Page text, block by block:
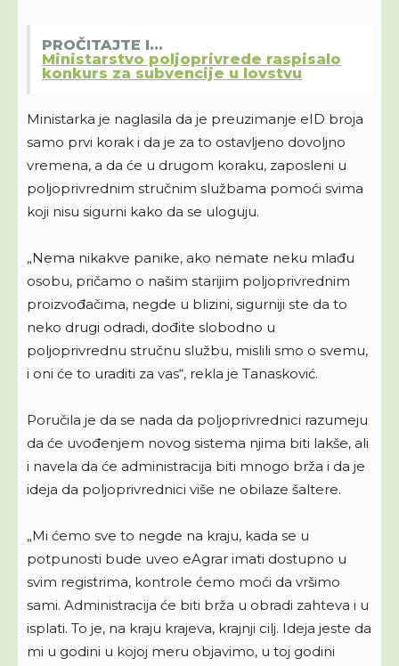
PROČITAJTE I...
Ministarstvo poljoprivrede raspisalo
konkurs za subvencije u lovstvu
Ministarka je naglasila da je preuzimanje eID broja
samo prvi korak i da je za to ostavljeno dovoljno
vremena, a da će u drugom koraku, zaposleni u
poljoprivrednim stručnim službama pomoći svima
koji nisu sigurni kako da se uloguju.
„Nema nikakve panike, ako nemate neku mlađu
osobu, pričamo o našim starijim poljoprivrednim
proizvođačima, negde u blizini, sigurniji ste da to
neko drugi odradi, dođite slobodno u
poljoprivrednu stručnu službu, mislili smo o svemu,
i oni će to uraditi za vas“, rekla je Tanasković.
Poručila je da se nada da poljoprivrednici razumeju
da će uvođenjem novog sistema njima biti lakše, ali
i navela da će administracija biti mnogo brža i da je
ideja da poljoprivrednici više ne obilaze šaltere.
„Mi ćemo sve to negde na kraju, kada se u
potpunosti bude uveo eAgrar imati dostupno u
svim registrima, kontrole ćemo moći da vršimo
sami. Administracija će biti brža u obradi zahteva i u
isplati. To je, na kraju krajeva, krajnji cilj. Ideja jeste da
mi u godini u kojoj meru objavimo, u toj godini